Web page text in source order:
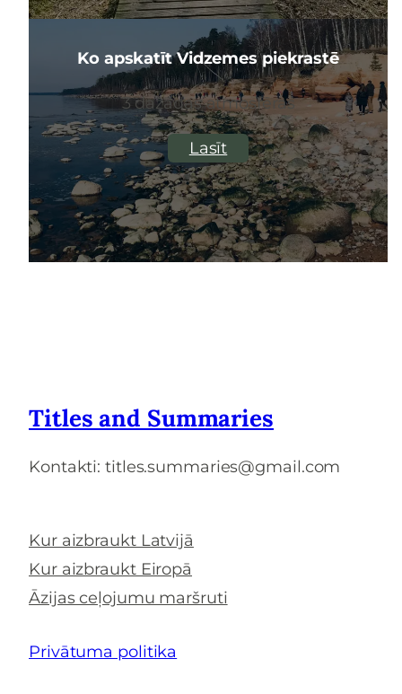
Ko apskatīt Vidzemes piekrastē
3 dažādas atmosfēras
Lasīt
Titles and Summaries
Kontakti: titles.summaries@gmail.com
Kur aizbraukt Latvijā
Kur aizbraukt Eiropā
Āzijas ceļojumu maršruti
Privātuma politika